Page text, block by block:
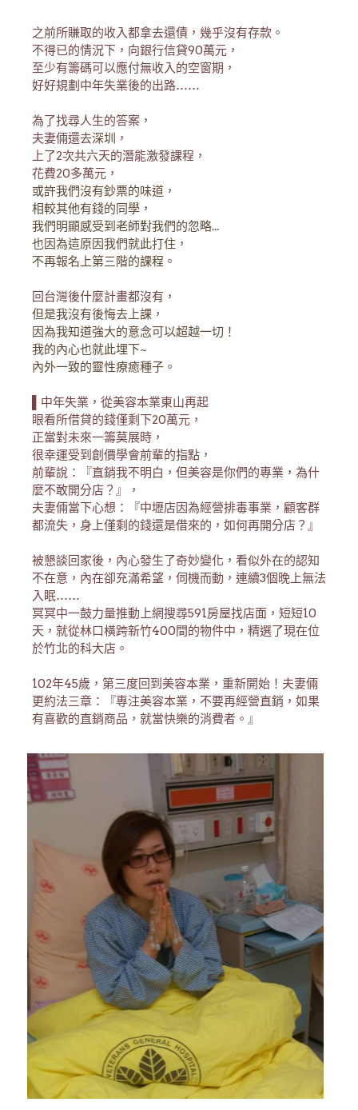
之前所賺取的收入都拿去還債，幾乎沒有存款。
不得已的情況下，向銀行信貸90萬元，
至少有籌碼可以應付無收入的空窗期，
好好規劃中年失業後的出路……
為了找尋人生的答案，
夫妻倆還去深圳 ，
上了2次共六天的潛能激發課程，
花費20多萬元，
或許我們沒有鈔票的味道，
相較其他有錢的同學，
我們明顯感受到老師對我們的忽略...
也因為這原因我們就此打住，
不再報名上第三階的課程 。
回台灣後什麼計畫都沒有 ，
但是我沒有後悔去上課，
因為我知道強大的意念可以超越一切！
我的內心也就此埋下~
內外一致的靈性療癒種子。
▌中年失業，從美容本業東山再起
眼看所借貸的錢僅剩下20萬元，
正當對未來一籌莫展時，
很幸運受到創價學會前輩的指點，
前輩說：『直銷我不明白，但美容是你們的專業，為什
麼不敢開分店？』，
夫妻倆當下心想：『中壢店因為經營排毒事業，顧客群
都流失，身上僅剩的錢還是借來的，如何再開分店？』
被懇談回家後，內心發生了奇妙變化，看似外在的認知
不在意，內在卻充滿希望，伺機而動，連續3個晚上無法
入眠……
冥冥中一鼓力量推動上網搜尋591房屋找店面，短短10
天，就從林口橫跨新竹400間的物件中，精選了現在位
於竹北的科大店。
102年45歲，第三度回到美容本業，重新開始！夫妻倆
更約法三章：『專注美容本業，不要再經營直銷，如果
有喜歡的直銷商品，就當快樂的消費者。』